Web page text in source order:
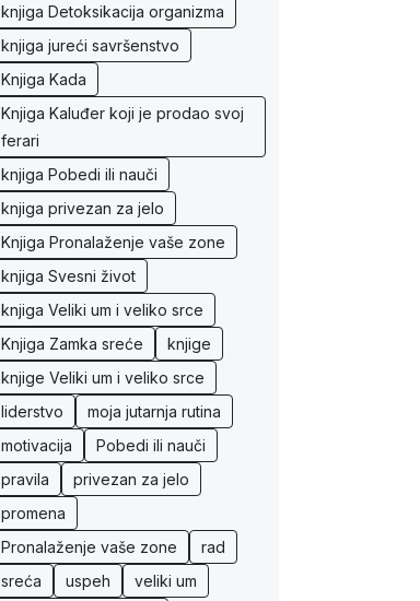
knjiga Detoksikacija organizma
knjiga jureći savršenstvo
Knjiga Kada
Knjiga Kaluđer koji je prodao svoj
ferari
knjiga Pobedi ili nauči
knjiga privezan za jelo
Knjiga Pronalaženje vaše zone
knjiga Svesni život
knjiga Veliki um i veliko srce
Knjiga Zamka sreće
knjige
knjige Veliki um i veliko srce
liderstvo
moja jutarnja rutina
motivacija
Pobedi ili nauči
pravila
privezan za jelo
promena
Pronalaženje vaše zone
rad
sreća
uspeh
veliki um